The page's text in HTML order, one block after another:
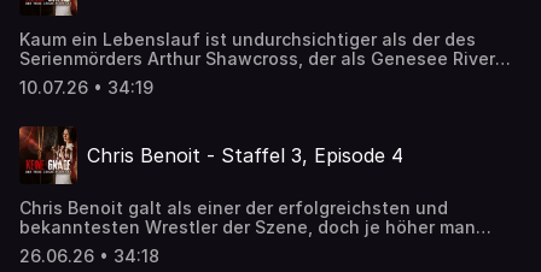
Kaum ein Lebenslauf ist undurchsichtiger als der des
Serienmörders Arthur Shawcross, der als Genesee River
traurige Kriminalgeschichte schreibt. Mindestens 14
Menschen nahm er das Leben, darunter zwei Kinder.
10.07.26 • 34:19
Chris Benoit - Staffel 3, Episode 4
Chris Benoit galt als einer der erfolgreichsten und
bekanntesten Wrestler der Szene, doch je höher man
aufsteigt, desto tiefer kann man fallen.
26.06.26 • 34:18